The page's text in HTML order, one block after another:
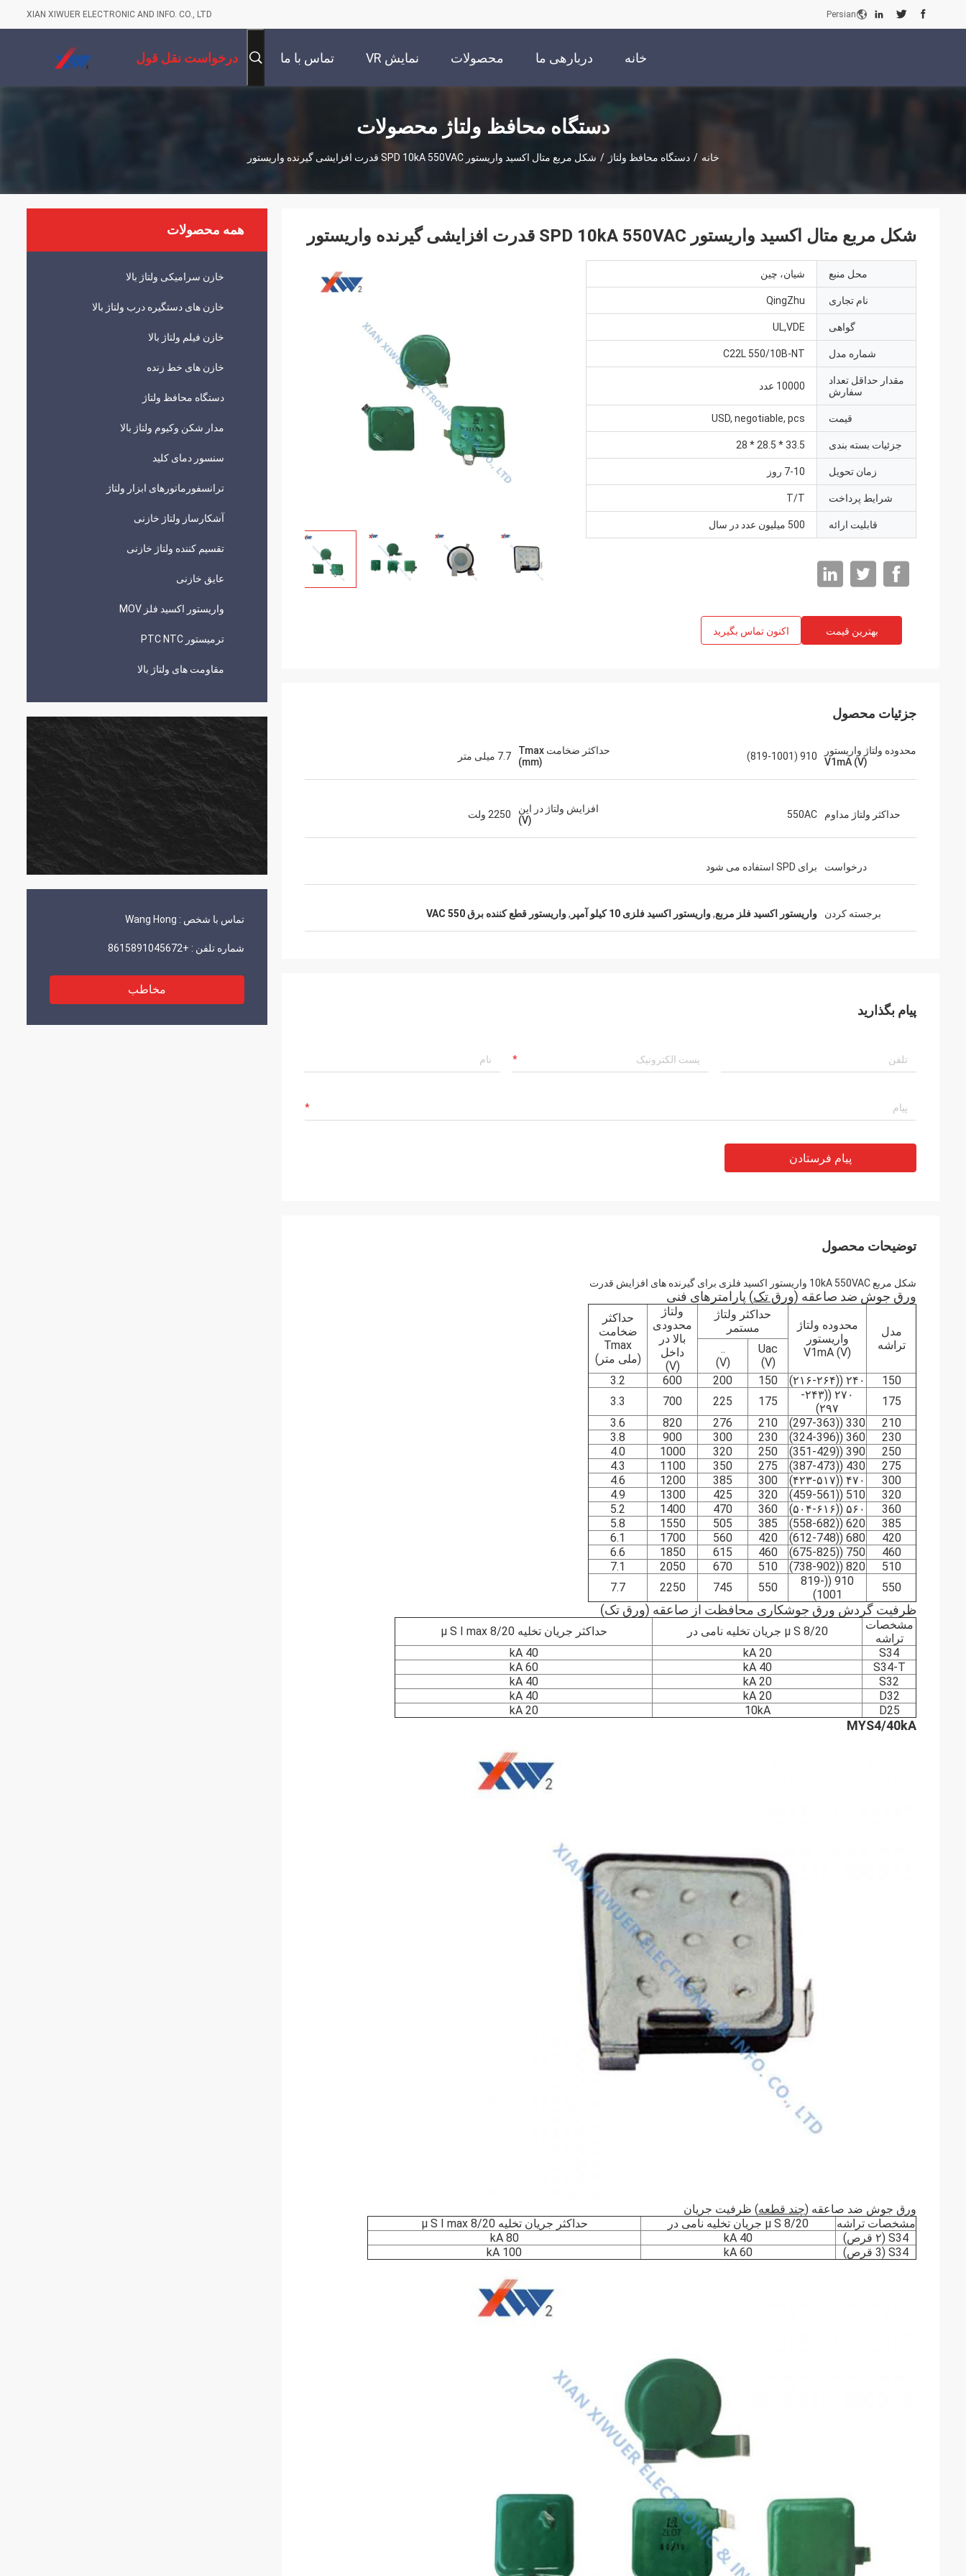
XIAN XIWUER ELECTRONIC AND INFO. CO., LTD Persian
خانه دربارهی ما محصولات نمایش VR تماس با ما درخواست نقل قول
دستگاه محافظ ولتاژ محصولات
خانه / دستگاه محافظ ولتاژ / شکل مربع متال اکسید واریستور SPD 10kA 550VAC قدرت افزایشی گیرنده واریستور
همه محصولات
خازن سرامیکی ولتاژ بالا
خازن های دستگیره درب ولتاژ بالا
خازن فیلم ولتاژ بالا
خازن های خط زنده
دستگاه محافظ ولتاژ
مدار شکن وکیوم ولتاژ بالا
سنسور دمای کلید
ترانسفورماتورهای ابزار ولتاژ
آشکارساز ولتاژ خازنی
تقسیم کننده ولتاژ خازنی
عایق خازنی
واریستور اکسید فلز MOV
ترمیستور PTC NTC
مقاومت های ولتاژ بالا
تماس با شخص : Wang Hong
شماره تلفن : +8615891045672
مخاطب
شکل مربع متال اکسید واریستور SPD 10kA 550VAC قدرت افزایشی گیرنده واریستور
محل منبع شیان، چین
نام تجاری QingZhu
گواهی UL,VDE
شماره مدل C22L 550/10B-NT
مقدار حداقل تعداد
سفارش
10000 عدد
قیمت USD, negotiable, pcs
جزئیات بسته بندی 33.5 * 28.5 * 28
زمان تحویل 7-10 روز
شرایط پرداخت T/T
قابلیت ارائه 500 میلیون عدد در سال
بهترین قیمت اکنون تماس بگیرید
جزئیات محصول
محدوده ولتاژ واریستور
V1mA (V)
910 (819-1001)
حداکثر ضخامت Tmax
(mm)
7.7 میلی متر
حداکثر ولتاژ مداوم 550AC
افزایش ولتاژ در این
(V)
2250 ولت
درخواست برای SPD استفاده می شود
برجسته کردن واریستور اکسید فلز مربع,واریستور اکسید فلزی 10 کیلو آمپر ,واریستور قطع کننده برق 550 VAC
پیام بگذارید
پیام فرستادن
توضیحات محصول
شکل مربع 10kA 550VAC واریستور اکسید فلزی برای گیرنده های افزایش قدرت
ورق جوش ضد صاعقه (ورق تک) پارامترهای فنی
مدل
تراشه
محدوده ولتاژ
واریستور
V1mA (V)
حداکثر ولتاژ
مستمر
ولتاژ
محدودی
بالا در
داخل
(V)
حداکثر
ضخامت
Tmax
(ملی متر)
Uac
(V)
..
(V)
150
۲۴۰ ((۲۱۶-۲۶۴) 150
200
600
3.2
175
۲۷۰ ((۲۴۳-
۲۹۷)
175
225
700
3.3
210
330 ((297-363)
210
276
820
3.6
230
360 ((324-396)
230
300
900
3.8
250
390 ((351-429)
250
320
1000
4.0
275
430 ((387-473)
275
350
1100
4.3
300
۴۷۰ ((۴۲۳-۵۱۷) 300
385
1200
4.6
320
510 ((459-561)
320
425
1300
4.9
360
۵۶۰ ((۵۰۴-۶۱۶) 360
470
1400
5.2
385
620 ((558-682)
385
505
1550
5.8
420
680 ((612-748)
420
560
1700
6.1
460
750 ((675-825)
460
615
1850
6.6
510
820 ((738-902)
510
670
2050
7.1
550
910 ((819-
1001)
550
745
2250
7.7
ظرفیت گردش ورق جوشکاری محافظت از صاعقه (ورق تک)
مشخصات
تراشه
8/20 μ S جریان تخلیه نامی در
حداکثر جریان تخلیه 8/20 μ S I max
S34
20 kA
40 kA
S34-T
40 kA
60 kA
S32
20 kA
40 kA
D32
20 kA
40 kA
D25
10kA
20 kA
MYS4/40kA
ورق جوش ضد صاعقه (چند قطعه) ظرفیت جریان
مشخصات تراشه
8/20 μ S جریان تخلیه نامی در
حداکثر جریان تخلیه 8/20 μ S I max
S34 (۲ قرص)
40 kA
80 kA
S34 (3 قرص)
60 kA
100 kA